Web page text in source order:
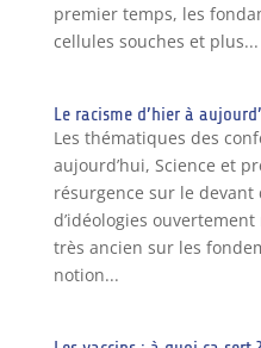
premier temps, les
cellules souches et plus...
Le racisme d’hier à
Les thématiques des
aujourd’hui, Science et
résurgence sur le
d’idéologies
très ancien sur les
notion...